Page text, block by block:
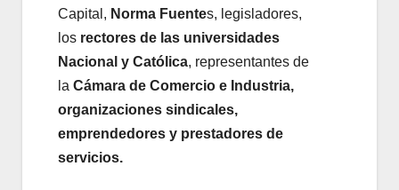
Capital, Norma Fuentes, legisladores,
los rectores de las universidades
Nacional y Católica, representantes de
la Cámara de Comercio e Industria,
organizaciones sindicales,
emprendedores y prestadores de
servicios.